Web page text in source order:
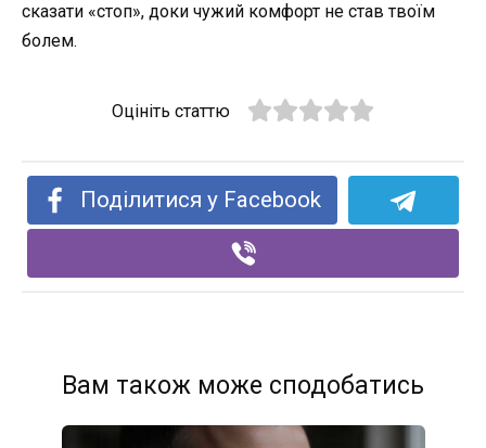
сказати «стоп», доки чужий комфорт не став твоїм
болем.
Оцініть статтю
Поділитися у Facebook
Вам також може сподобатись